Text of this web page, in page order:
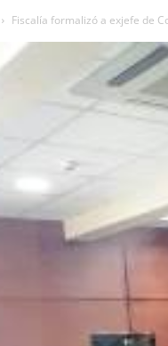
Fiscalía formalizó a exjefe de